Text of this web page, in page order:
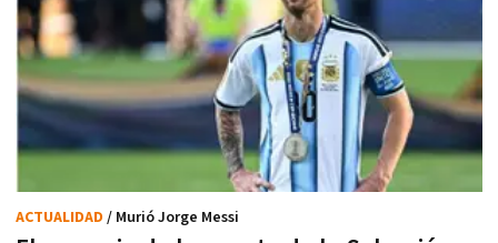
ACTUALIDAD / Murió Jorge Messi